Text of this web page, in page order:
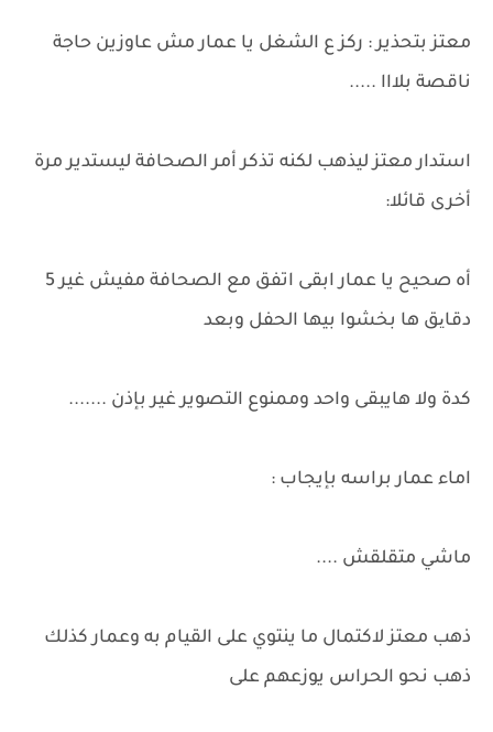
معتز بتحذير : ركز ع الشغل يا عمار مش عاوزين حاجة
ناقصة بلااا .....
استدار معتز ليذهب لكنه تذكر أمر الصحافة ليستدير مرة
أخرى قائلا:
أه صحيح يا عمار ابقى اتفق مع الصحافة مفيش غير 5
دقایق ها بخشوا بيها الحفل وبعد
كدة ولا هايبقى واحد وممنوع التصوير غير بإذن .......
اماء عمار براسه بإيجاب :
ماشي متقلقش ....
ذهب معتز لاكتمال ما ينتوي على القيام به وعمار كذلك
ذهب نحو الحراس يوزعهم على